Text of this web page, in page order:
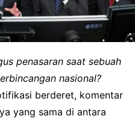
penasaran saat sebuah
nasional?
berderet, komentar
yang sama di antara